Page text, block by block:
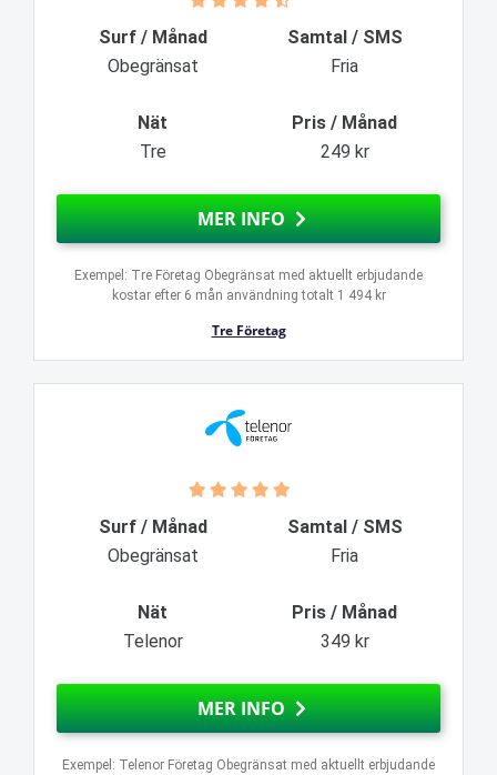
Surf / Månad
Obegränsat
Samtal / SMS
Fria
Nät
Tre
Pris / Månad
249 kr
MER INFO
Exempel: Tre Företag Obegränsat med aktuellt erbjudande
kostar efter 6 mån användning totalt 1 494 kr
Tre Företag
Surf / Månad
Obegränsat
Samtal / SMS
Fria
Nät
Telenor
Pris / Månad
349 kr
MER INFO
Exempel: Telenor Företag Obegränsat med aktuellt erbjudande